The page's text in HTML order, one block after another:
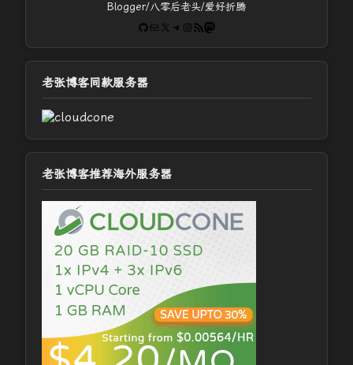
Blogger/八零后老头/爱好折腾
GitHub
电子邮件 X Telegram
Instagram
RSS FeedMastodon
老张博客同款服务器
老张博客推荐海外服务器